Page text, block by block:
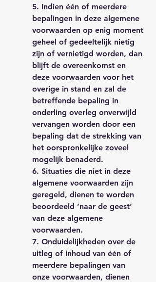
5. Indien één of meerdere
bepalingen in deze algemene
voorwaarden op enig moment
geheel of gedeeltelijk nietig
zijn of vernietigd worden, dan
blijft de overeenkomst en
deze voorwaarden voor het
overige in stand en zal de
betreffende bepaling in
onderling overleg onverwijld
vervangen worden door een
bepaling dat de strekking van
het oorspronkelijke zoveel
mogelijk benaderd.
6. Situaties die niet in deze
algemene voorwaarden zijn
geregeld, dienen te worden
beoordeeld ‘naar de geest’
van deze algemene
voorwaarden.
7. Onduidelijkheden over de
uitleg of inhoud van één of
meerdere bepalingen van
onze voorwaarden, dienen